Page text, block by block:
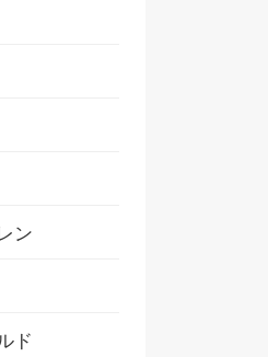
ン
ド